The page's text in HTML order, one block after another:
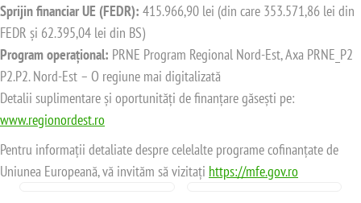
Sprijin financiar UE (FEDR): 415.966,90 lei (din care 353.571,86 lei din
FEDR și 62.395,04 lei din BS)
Program operațional: PRNE Program Regional Nord-Est, Axa PRNE_P2
P2.P2. Nord-Est – O regiune mai digitalizată
Detalii suplimentare și oportunități de finanțare găsești pe:
www.regionordest.ro
Pentru informații detaliate despre celelalte programe cofinanțate de
Uniunea Europeană, vă invităm să vizitați https://mfe.gov.ro